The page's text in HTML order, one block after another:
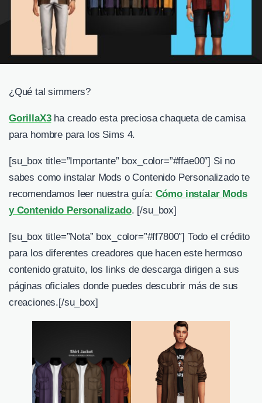
¿Qué tal simmers?
GorillaX3ha creado esta preciosa chaqueta de camisa
para hombre para los Sims 4.
[su_box title=”Importante” box_color=”#ffae00″] Si no
sabes como instalar Mods o Contenido Personalizado te
recomendamos leer nuestra guía: Cómo instalar Mods
y Contenido Personalizado. [/su_box]
[su_box title=”Nota” box_color=”#ff7800″] Todo el crédito
para los diferentes creadores que hacen este hermoso
contenido gratuito, los links de descarga dirigen a sus
páginas oficiales donde puedes descubrir más de sus
creaciones.[/su_box]